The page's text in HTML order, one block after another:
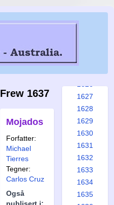
Frew 1637
Mojados
Forfatter:
Michael
Tierres
Tegner:
Carlos Cruz
Også
1620
1621
1627
1628
1629
1630
1631
1632
1633
1634
1635